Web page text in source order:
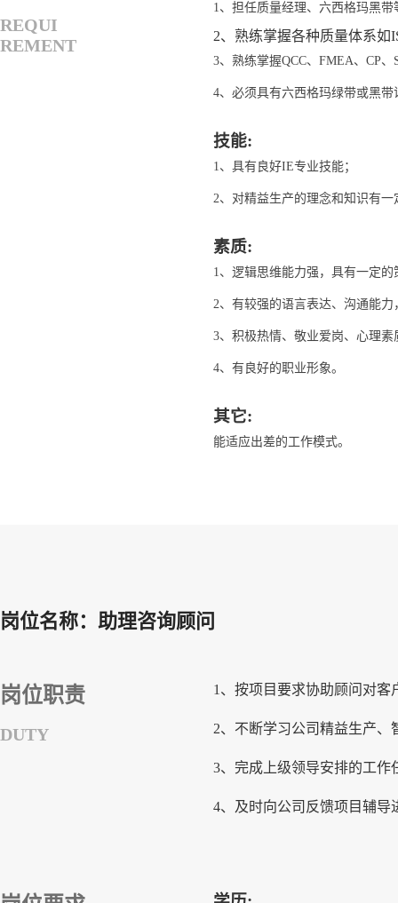
REQUI
REMENT
1、担任质量经理、六西格玛黑带
2、熟练掌握各种质量体系如
3、熟练掌握QCC、FMEA、CP
4、必须具有六西格玛绿带或黑带
技能:
1、具有良好IE专业技能；
2、对精益生产的理念和知识有一
素质:
1、逻辑思维能力强，具有一定
2、有较强的语言表达、沟通能
3、积极热情、敬业爱岗、心理
4、有良好的职业形象。
其它:
能适应出差的工作模式。
岗位名称：助理咨询顾问
岗位职责
DUTY
1、按项目要求协助顾问对客
2、不断学习公司精益生产
3、完成上级领导安排的工作
4、及时向公司反馈项目辅导